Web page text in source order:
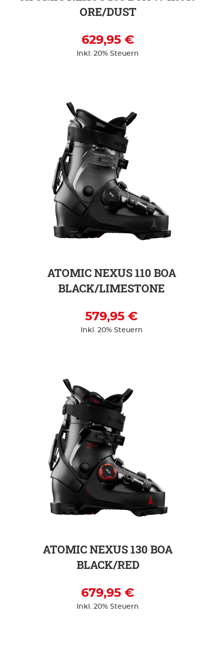
ORE/DUST
629,95 €
Inkl. 20% Steuern
ATOMIC NEXUS 110 BOA
BLACK/LIMESTONE
579,95 €
Inkl. 20% Steuern
ZUR DETAILSEITE
ATOMIC NEXUS 130 BOA
BLACK/RED
679,95 €
Inkl. 20% Steuern
ZUR DETAILSEITE